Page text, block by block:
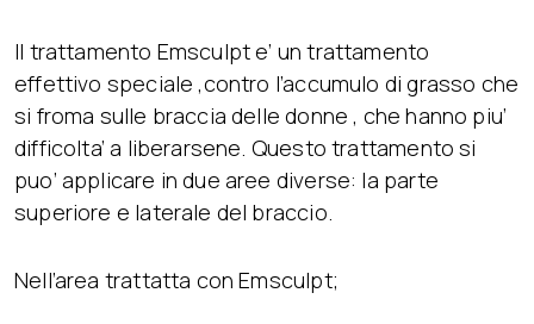
Il trattamento Emsculpt e’ un trattamento
effettivo speciale ,contro l’accumulo di grasso che
si froma sulle braccia delle donne , che hanno piu’
difficolta’ a liberarsene. Questo trattamento si
puo’ applicare in due aree diverse: la parte
superiore e laterale del braccio.
Nell’area trattatta con Emsculpt;